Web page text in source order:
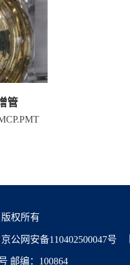
管
权所有
京公网安备110402500047号
邮编：100864